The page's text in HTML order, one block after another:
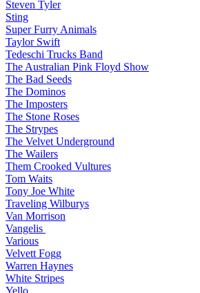
Steven Tyler
Sting
Super Furry Animals
Taylor Swift
Tedeschi Trucks Band
The Australian Pink Floyd Show
The Bad Seeds
The Dominos
The Imposters
The Stone Roses
The Strypes
The Velvet Underground
The Wailers
Them Crooked Vultures
Tom Waits
Tony Joe White
Traveling Wilburys
Van Morrison
Vangelis
Various
Velvett Fogg
Warren Haynes
White Stripes
Yello